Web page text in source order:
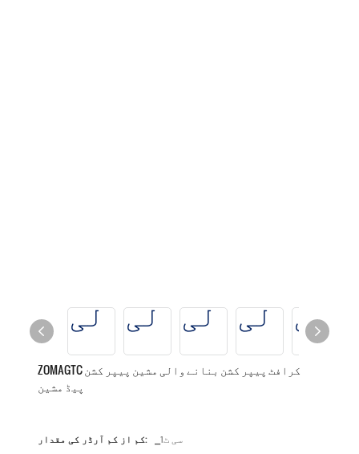
ZOMAGTC کرافٹ پیپر کشن بنانے والی مشین پیپر کشن
پیڈ مشین
کم از کم آرڈر کی مقدار:
▁سی ٹ1